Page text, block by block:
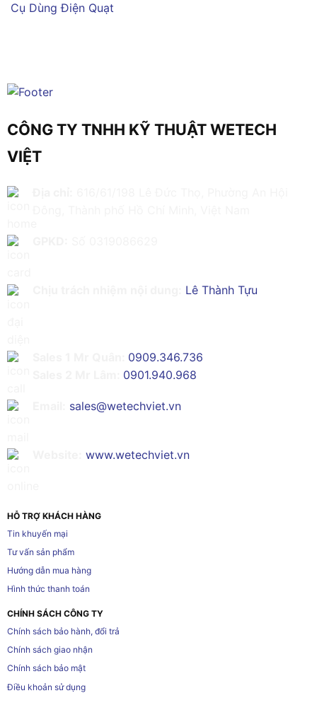
Cụ Dùng Điện Quạt
CÔNG TY TNHH KỸ THUẬT WETECH
VIỆT
Lê Thành Tựu
0909.346.736
0901.940.968
sales@wetechviet.vn
www.wetechviet.vn
HỖ TRỢ KHÁCH HÀNG
Tin khuyến mại
Tư vấn sản phẩm
Hướng dẫn mua hàng
Hình thức thanh toán
CHÍNH SÁCH CÔNG TY
Chính sách bảo hành, đổi trả
Chính sách giao nhận
Chính sách bảo mật
Điều khoản sử dụng